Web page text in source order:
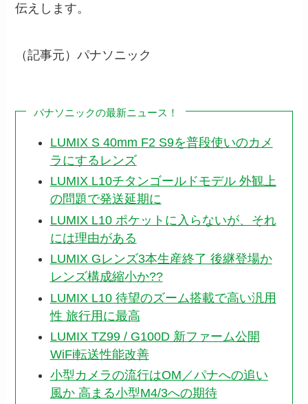
伝えします。
（記事元）パナソニック
パナソニックの最新ニュース！
LUMIX S 40mm F2 S9を普段使いのカメ
ラにするレンズ
LUMIX L10チタンゴールドモデル 外観上
の問題で発送延期に
LUMIX L10 ポケットに入らないが、それ
には理由がある
LUMIX Gレンズ3本生産終了 後継登場か
レンズ構成縮小か??
LUMIX L10 待望のズーム搭載で高い汎用
性 旅行用に最高
LUMIX TZ99 / G100D 新ファーム公開
WiFi転送性能改善
小型カメラの流行はOM／パナへの追い
風か 高まる小型M4/3への期待